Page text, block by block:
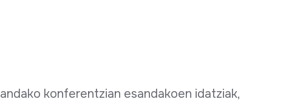
konferentzian esandakoen idatziak,